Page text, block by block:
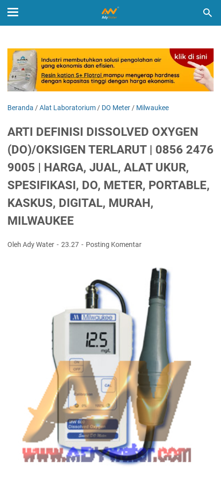
Beranda /Alat Laboratorium / DO Meter / Milwaukee
ARTI DEFINISI DISSOLVED OXYGEN
(DO)/OKSIGEN TERLARUT | 0856 2476
9005 | HARGA, JUAL, ALAT UKUR,
SPESIFIKASI, DO, METER, PORTABLE,
KASKUS, DIGITAL, MURAH,
MILWAUKEE
Oleh Ady Water 23.27 Posting Komentar